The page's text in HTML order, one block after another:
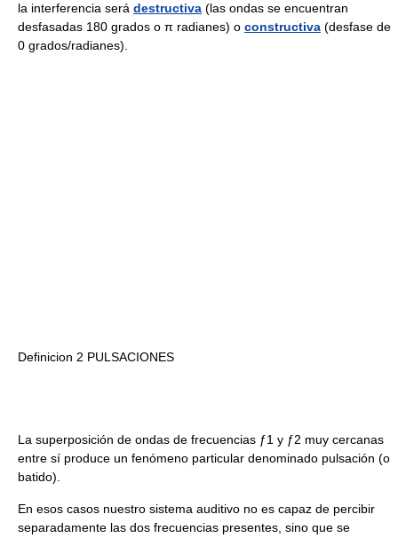
la interferencia será destructiva (las ondas se encuentran
desfasadas 180 grados o π radianes) o constructiva (desfase de
0 grados/radianes).
Definicion 2 PULSACIONES
La superposición de ondas de frecuencias ƒ1 y ƒ2 muy cercanas
entre sí produce un fenómeno particular denominado pulsación (o
batido).
En esos casos nuestro sistema auditivo no es capaz de percibir
separadamente las dos frecuencias presentes, sino que se